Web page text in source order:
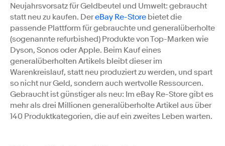
Neujahrsvorsatz für Geldbeutel und Umwelt: gebraucht
statt neu zu kaufen. DereBay Re-Store bietet die
passende Plattform für gebrauchte und generalüberholte
(sogenannte refurbished) Produkte von Top-Marken wie
Dyson, Sonos oder Apple. Beim Kauf eines
generalüberholten Artikels bleibt dieser im
Warenkreislauf, statt neu produziert zu werden, und spart
so nicht nur Geld, sondern auch wertvolle Ressourcen.
Gebraucht ist günstiger als neu: Im eBay Re-Store gibt es
mehr als drei Millionen generalüberholte Artikel aus über
140 Produktkategorien, die auf ein zweites Leben warten.